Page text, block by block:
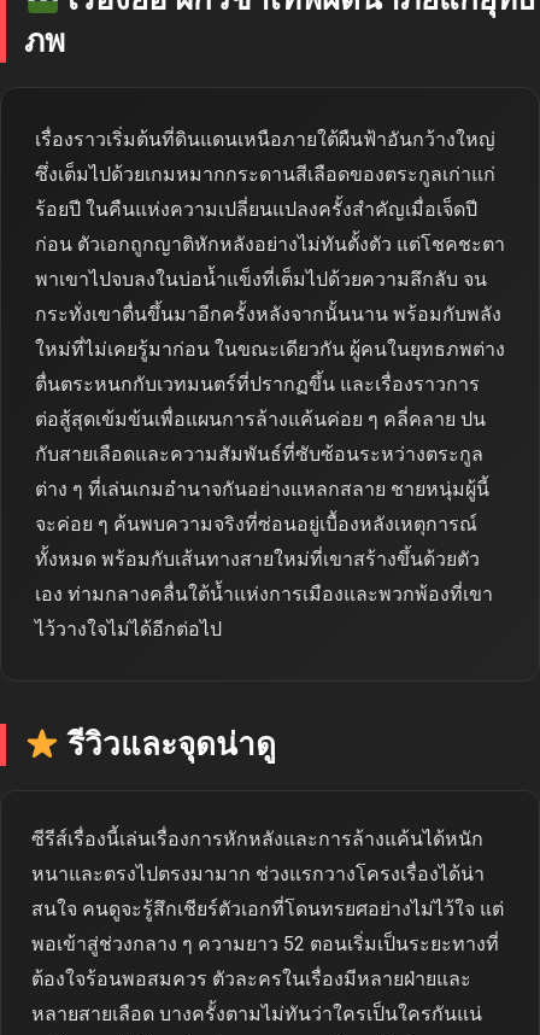
ภพ
เรื่องราวเริ่มต้นที่ดินแดนเหนือภายใต้ผืนฟ้าอันกว้างใหญ่
ซึ่งเต็มไปด้วยเกมหมากกระดานสีเลือดของตระกูลเก่าแก่
ร้อยปี ในคืนแห่งความเปลี่ยนแปลงครั้งสำคัญเมื่อเจ็ดปี
ก่อน ตัวเอกถูกญาติหักหลังอย่างไม่ทันตั้งตัว แต่โชคชะตา
พาเขาไปจบลงในบ่อน้ำแข็งที่เต็มไปด้วยความลึกลับ จน
กระทั่งเขาตื่นขึ้นมาอีกครั้งหลังจากนั้นนาน พร้อมกับพลัง
ใหม่ที่ไม่เคยรู้มาก่อน ในขณะเดียวกัน ผู้คนในยุทธภพต่าง
ตื่นตระหนกกับเวทมนตร์ที่ปรากฏขึ้น และเรื่องราวการ
ต่อสู้สุดเข้มข้นเพื่อแผนการล้างแค้นค่อย ๆ คลี่คลาย ปน
กับสายเลือดและความสัมพันธ์ที่ซับซ้อนระหว่างตระกูล
ต่าง ๆ ที่เล่นเกมอำนาจกันอย่างแหลกสลาย ชายหนุ่มผู้นี้
จะค่อย ๆ ค้นพบความจริงที่ซ่อนอยู่เบื้องหลังเหตุการณ์
ทั้งหมด พร้อมกับเส้นทางสายใหม่ที่เขาสร้างขึ้นด้วยตัว
เอง ท่ามกลางคลื่นใต้น้ำแห่งการเมืองและพวกพ้องที่เขา
ไว้วางใจไม่ได้อีกต่อไป
รีวิวและจุดน่าดู
ซีรีส์เรื่องนี้เล่นเรื่องการหักหลังและการล้างแค้นได้หนัก
หนาและตรงไปตรงมามาก ช่วงแรกวางโครงเรื่องได้น่า
สนใจ คนดูจะรู้สึกเชียร์ตัวเอกที่โดนทรยศอย่างไม่ไว้ใจ แต่
พอเข้าสู่ช่วงกลาง ๆ ความยาว 52 ตอนเริ่มเป็นระยะทางที่
ต้องใจร้อนพอสมควร ตัวละครในเรื่องมีหลายฝ่ายและ
หลายสายเลือด บางครั้งตามไม่ทันว่าใครเป็นใครกันแน่